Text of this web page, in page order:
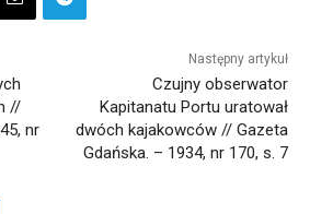
//
nr
Następny artykuł
Czujny obserwator
Kapitanatu Portu uratował
dwóch kajakowców // Gazeta
Gdańska. – 1934, nr 170, s. 7